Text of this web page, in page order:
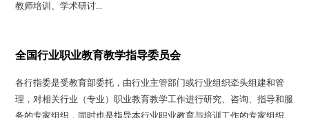
教师培训、学术研讨...
全国行业职业教育教学指导委员会
各行指委是受教育部委托，由行业主管部门或行业组织牵头组建和管
理，对相关行业（专业）职业教育教学工作进行研究、咨询、指导和服
务的专家组织，同时也是指导本行业职业教育与培训工作的专家组织。